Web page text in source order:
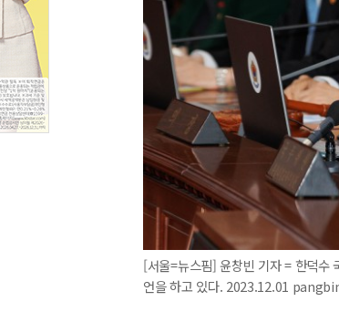
[서울=뉴스핌] 윤창빈 기자 = 한덕수
언을 하고 있다. 2023.12.01